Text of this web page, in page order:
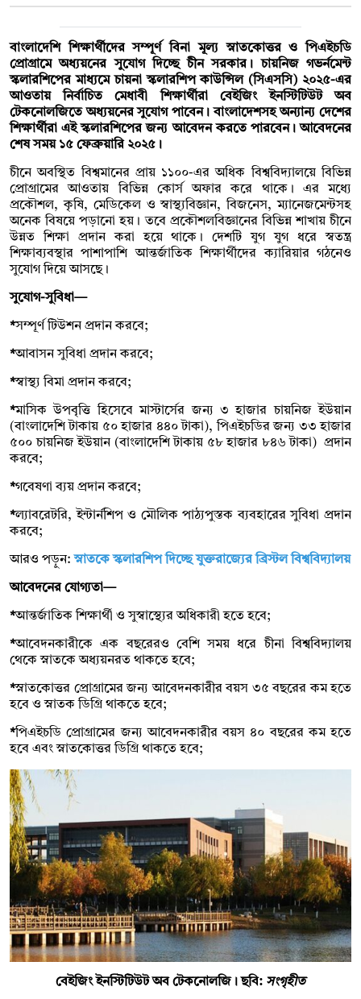
বাংলাদেশি শিক্ষার্থীদের সম্পূর্ণ বিনা মূল্য স্নাতকোত্তর ও পিএইচডি
প্রোগ্রামে অধ্যয়নের সুযোগ দিচ্ছে চীন সরকার। চায়নিজ গভর্নমেন্ট
স্কলারশিপের মাধ্যমে চায়না স্কলারশিপ কাউন্সিল (সিএসসি) ২০২৫-এর
আওতায় নির্বাচিত মেধাবী শিক্ষার্থীরা বেইজিং ইনস্টিটিউট অব
টেকনোলজিতে অধ্যয়নের সুযোগ পাবেন। বাংলাদেশসহ অন্যান্য দেশের
শিক্ষার্থীরা এই স্কলারশিপের জন্য আবেদন করতে পারবেন। আবেদনের
শেষ সময় ১৫ ফেব্রুয়ারি ২০২৫।
চীনে অবস্থিত বিশ্বমানের প্রায় ১১০০-এর অধিক বিশ্ববিদ্যালয়ে বিভিন্ন
প্রোগ্রামের আওতায় বিভিন্ন কোর্স অফার করে থাকে। এর মধ্যে
প্রকৌশল, কৃষি, মেডিকেল ও স্বাস্থ্যবিজ্ঞান, বিজনেস, ম্যানেজমেন্টসহ
অনেক বিষয়ে পড়ানো হয়। তবে প্রকৌশলবিজ্ঞানের বিভিন্ন শাখায় চীনে
উন্নত শিক্ষা প্রদান করা হয়ে থাকে। দেশটি যুগ যুগ ধরে স্বতন্ত্র
শিক্ষাব্যবস্থার পাশাপাশি আন্তর্জাতিক শিক্ষার্থীদের ক্যারিয়ার গঠনেও
সুযোগ দিয়ে আসছে।
সুযোগ-সুবিধা—
*সম্পূর্ণ টিউশন প্রদান করবে;
*আবাসন সুবিধা প্রদান করবে;
*স্বাস্থ্য বিমা প্রদান করবে;
*মাসিক উপবৃত্তি হিসেবে মাস্টার্সের জন্য ৩ হাজার চায়নিজ ইউয়ান
(বাংলাদেশি টাকায় ৫০ হাজার ৪৪০ টাকা), পিএইচডির জন্য ৩৩ হাজার
৫০০ চায়নিজ ইউয়ান (বাংলাদেশি টাকায় ৫৮ হাজার ৮৪৬ টাকা) প্রদান
করবে;
*গবেষণা ব্যয় প্রদান করবে;
*ল্যাবরেটরি, ইন্টার্নশিপ ও মৌলিক পাঠ্যপুস্তক ব্যবহারের সুবিধা প্রদান
করবে;
আরও পড়ুন:স্নাতকে স্কলারশিপ দিচ্ছে যুক্তরাজ্যের ব্রিস্টল বিশ্ববিদ্যালয়
আবেদনের যোগ্যতা—
*আন্তর্জাতিক শিক্ষার্থী ও সুস্বাস্থ্যের অধিকারী হতে হবে;
*আবেদনকারীকে এক বছরেরও বেশি সময় ধরে চীনা বিশ্ববিদ্যালয়
থেকে স্নাতকে অধ্যয়নরত থাকতে হবে;
*স্নাতকোত্তর প্রোগ্রামের জন্য আবেদনকারীর বয়স ৩৫ বছরের কম হতে
হবে ও স্নাতক ডিগ্রি থাকতে হবে;
*পিএইচডি প্রোগ্রামের জন্য আবেদনকারীর বয়স ৪০ বছরের কম হতে
হবে এবং স্নাতকোত্তর ডিগ্রি থাকতে হবে;
বেইজিং ইনস্টিটিউট অব টেকনোলজি । ছবি: সংগৃহীত